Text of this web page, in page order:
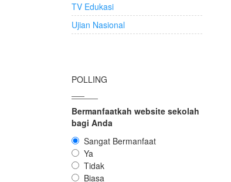
TV Edukasi
Ujian Nasional
POLLING
Bermanfaatkah website sekolah
bagi Anda
Sangat Bermanfaat
Ya
Tidak
Biasa